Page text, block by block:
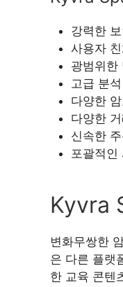
강력한
사용자
광범위한
고급 분
다양한
다양한
신속한
포괄적인
Kyvra
변화무쌍한
은 다른 플랫
한 교육 콘텐